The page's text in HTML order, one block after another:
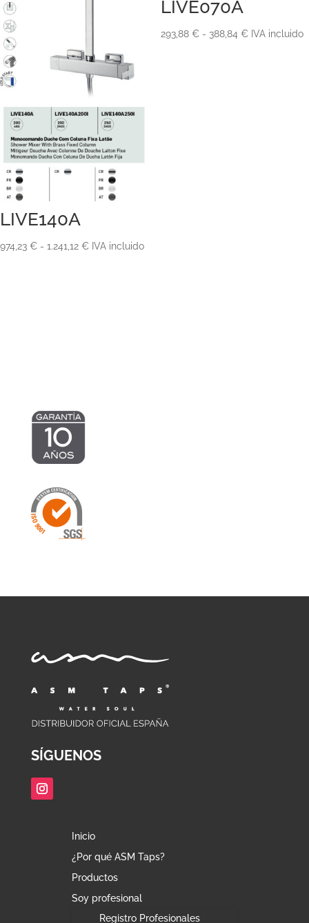
LIVE140A
974,23 € - 1.241,12 €Rango
IVA incluido
LIVE070A
293,88 € - 388,84 €Rango
IVA incluido
SÍGUENOS
Inicio
¿Por qué ASM Taps?
Productos
Soy profesional
Registro Profesionales